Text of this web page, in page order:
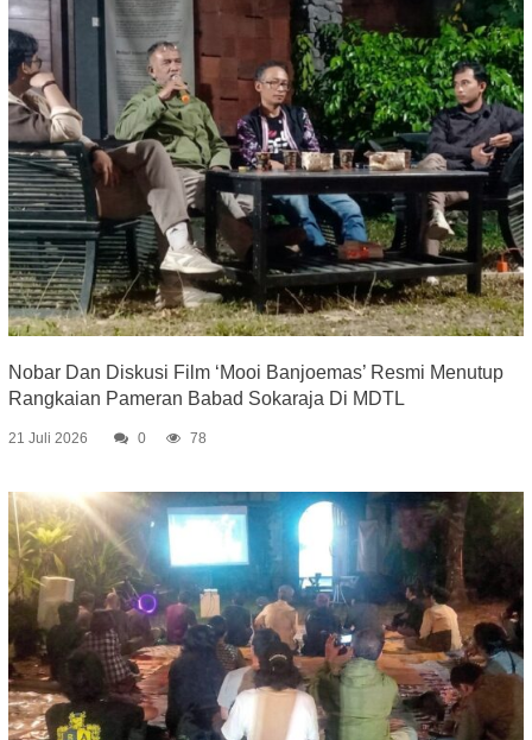
Nobar Dan Diskusi Film ‘Mooi Banjoemas’ Resmi Menutup
Rangkaian Pameran Babad Sokaraja Di MDTL
21 Juli 2026 0 78